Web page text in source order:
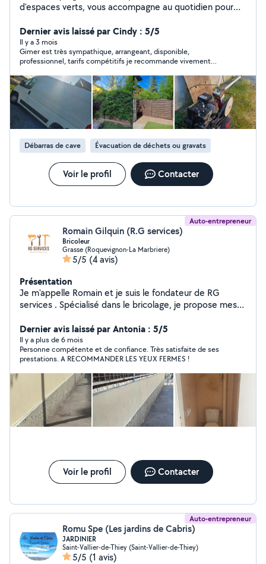
d'espaces verts, vous accompagne au quotidien pour
prestations complètes : nettoyage de jardins, taille de
haies, tonte, débroussaillage, désherbage de massifs,
entretien de copropriétés, ainsi que petits travaux de
bricolage et services de vide maison. Réactifs, sérieux
et soucieux du détail, nous mettons tout en œuvre pour
vous offrir un extérieur propre, soigné et agréable toute
l'année. Faites confiance à un professionnel engagé pour
un résultat à la hauteur de vos attentes.
Dernier avis laissé par Cindy : 5/5
Il y a 3 mois
Gimer est très sympathique, arrangeant, disponible,
professionnel, tarifs compétitifs je recommande vivement
Débarras de cave Évacuation de déchets ou gravats
Voir le profil Contacter
Auto-entrepreneur
Romain Gilquin (R.G services)
Bricoleur
Grasse (Roquevignon-La Marbriere)
5/5 (4 avis)
Présentation
Je m'appelle Romain et je suis le fondateur de RG
services . Spécialisé dans le bricolage, je propose mes
de meubles, réparations, installations, petits travaux de
rénovation et bien plus encore. Avec mon expertise et
mon savoir-faire, je vous garantis un travail soigné,
rapide et efficace. Que vous soyez un particulier ou un
professionnel, je suis à votre disposition pour vous
apporter des solutions adaptées à vos besoins.
N'hésitez pas à me contacter pour un devis ou pour
discuter de votre
Dernier avis laissé par Antonia : 5/5
Il y a plus de 6 mois
Personne compétente et de confiance. Très satisfaite de ses
prestations. A RECOMMANDER LES YEUX FERMES !
Voir le profil Contacter
Auto-entrepreneur
Romu Spe (Les jardins de Cabris)
JARDINIER
Saint-Vallier-de-Thiey (Saint-Vallier-de-Thiey)
5/5 (1 avis)